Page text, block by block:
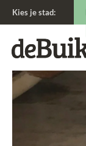
Kies je stad: